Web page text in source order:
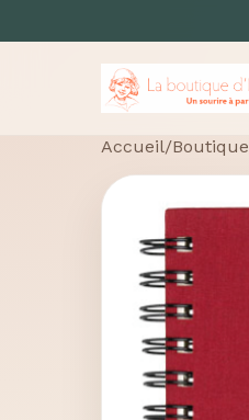
Accueil/Boutique